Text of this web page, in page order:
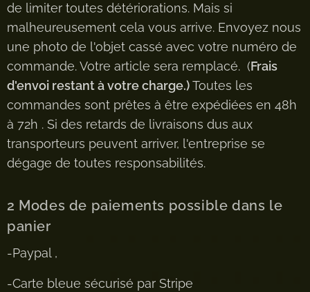
de limiter toutes détériorations. Mais si
malheureusement cela vous arrive. Envoyez nous
une photo de l'objet cassé avec votre numéro de
commande. Votre article sera remplacé. (Frais
d'envoi restant à votre charge.)Toutes les
commandes sont prêtes à être expédiées en 48h
à 72h . Si des retards de livraisons dus aux
transporteurs peuvent arriver, l'entreprise se
dégage de toutes responsabilités.
2 Modes de paiements possible dans le
panier
-Paypal ,
-Carte bleue sécurisé par Stripe